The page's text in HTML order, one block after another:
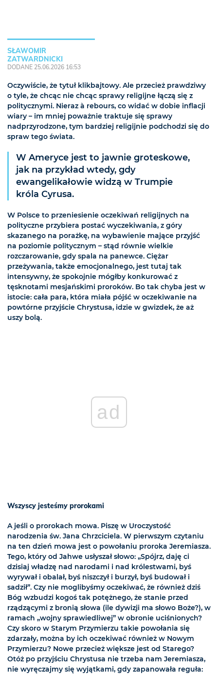
SŁAWOMIR
ZATWARDNICKI
DODANE 25.06.2026 16:53
Oczywiście, że tytuł klikbajtowy. Ale przecież prawdziwy
o tyle, że chcąc nie chcąc sprawy religijne łączą się z
politycznymi. Nieraz à rebours, co widać w dobie inflacji
wiary – im mniej poważnie traktuje się sprawy
nadprzyrodzone, tym bardziej religijnie podchodzi się do
spraw tego świata.
W Ameryce jest to jawnie groteskowe,
jak na przykład wtedy, gdy
ewangelikałowie widzą w Trumpie
króla Cyrusa.
W Polsce to przeniesienie oczekiwań religijnych na
polityczne przybiera postać wyczekiwania, z góry
skazanego na porażkę, na wybawienie mające przyjść
na poziomie politycznym – stąd równie wielkie
rozczarowanie, gdy spala na panewce. Ciężar
przeżywania, także emocjonalnego, jest tutaj tak
intensywny, że spokojnie mógłby konkurować z
tęsknotami mesjańskimi proroków. Bo tak chyba jest w
istocie: cała para, która miała pójść w oczekiwanie na
powtórne przyjście Chrystusa, idzie w gwizdek, że aż
uszy bolą.
ad
Wszyscy jesteśmy prorokami
A jeśli o prorokach mowa. Piszę w Uroczystość
narodzenia św. Jana Chrzciciela. W pierwszym czytaniu
na ten dzień mowa jest o powołaniu proroka Jeremiasza.
Tego, który od Jahwe usłyszał słowo: „Spójrz, daję ci
dzisiaj władzę nad narodami i nad królestwami, byś
wyrywał i obalał, byś niszczył i burzył, byś budował i
sadził”. Czy nie moglibyśmy oczekiwać, że również dziś
Bóg wzbudzi kogoś tak potężnego, że stanie przed
rządzącymi z bronią słowa (ile dywizji ma słowo Boże?), w
ramach „wojny sprawiedliwej” w obronie uciśnionych?
Czy skoro w Starym Przymierzu takie powołania się
zdarzały, można by ich oczekiwać również w Nowym
Przymierzu? Nowe przecież większe jest od Starego?
Otóż po przyjściu Chrystusa nie trzeba nam Jeremiasza,
nie wyręczajmy się wyjątkami, gdy zapanowała reguła: